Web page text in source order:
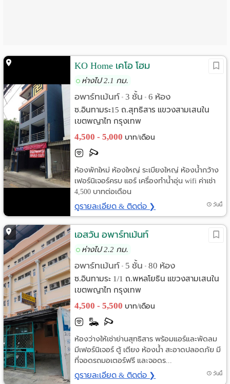
KO Home เคโอ โฮม
ห่างไป 2.1 กม.
อพาร์ทเม้นท์ • 3 ชั้น • 6 ห้อง
ซ.อินทามระ15 ถ.สุทธิสาร แขวงสามเสนใน
เขตพญาไท กรุงเทพ
4,500 - 5,000 บาท/เดือน
ห้องพักใหม่ ห้องใหญ่ ระเบียงใหญ่ ห้องน้ำกว้าง
เฟอร์นิเจอร์ครบ แอร์ เครื่องทำน้ำอุ่น wifi ค่าเช่า
4,500 บาทต่อเดือน
ดูรายละเอียด & ติดต่อ ❯ วันนี้
เอสวัน อพาร์ทเม้นท์
ห่างไป 2.2 กม.
อพาร์ทเม้นท์ • 5 ชั้น • 80 ห้อง
ซ.อินทามระ 1/1 ถ.พหลโยธิน แขวงสามเสนใน
เขตพญาไท กรุงเทพ
4,500 - 5,500 บาท/เดือน
ห้องว่างให้เช่าย่านสุทธิสาร พร้อมแอร์และพัดลม
มีเฟอร์นิเจอร์ ตู้ เตียง ห้องน้ำ สะอาดปลอดภัย มี
ที่จอดรถมอเตอร์ฟรี และจอดร...
ดูรายละเอียด & ติดต่อ ❯ วันนี้